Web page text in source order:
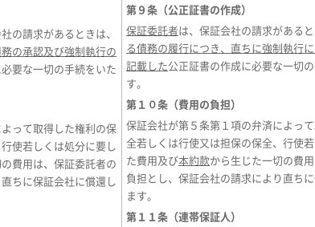
の請求があるときは、
の承認及び強制執行の
要な一切の手続をいた
って取得した権利の保
使若しくは処分に要し
費用は、保証委託者の
ちに保証会社に償還し
第９条（公正証書の作成）
保証委託者は、保証会社の請求があると
る債務の履行につき、直ちに強制執行
記載した公正証書の作成に必要な一切
す。
第１０条（費用の負担）
保証会社が第５条第１項の弁済によっ
全若しくは行使又は担保の保全、行使
た費用及び本約款から生じた一切の費
負担とし、保証会社の請求により直ち
ます。
第１１条（連帯保証人）